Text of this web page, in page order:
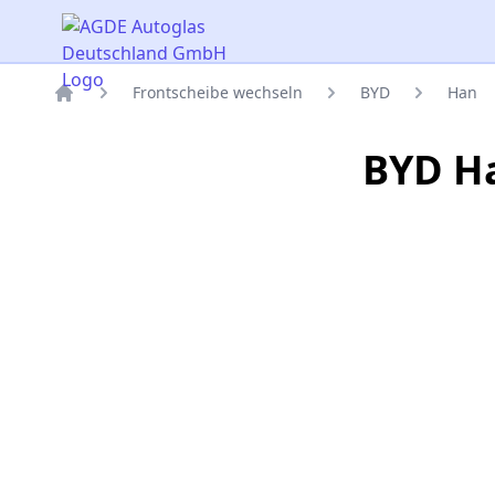
AGDE Autoglas Deutschland GmbH
Frontscheibe wechseln BYD Han
BYD